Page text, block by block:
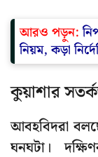
আরও পড়ুন:
নিয়ম, কড়া
কুয়াশার
আবহবিদরা
ঘনঘটা।